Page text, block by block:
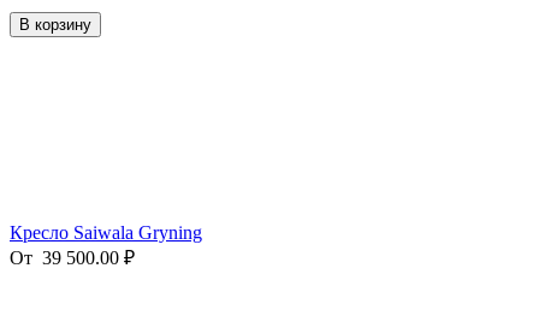
В корзину
Кресло Saiwala Gryning
От 39 500.00 ₽